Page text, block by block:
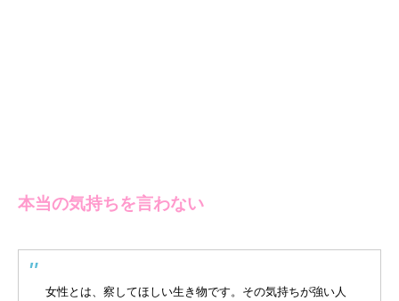
本当の気持ちを言わない
女性とは、察してほしい生き物です。その気持ちが強い人